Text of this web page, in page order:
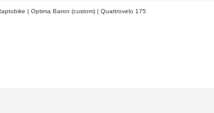
| Optima Baron (custom) | Quattrovelo 175